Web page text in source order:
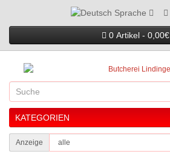
Sprache
0 Artikel - 0,00€
KATEGORIEN
Anzeige